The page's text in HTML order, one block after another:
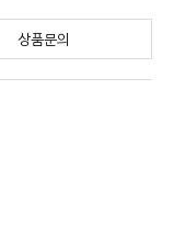
상품문의